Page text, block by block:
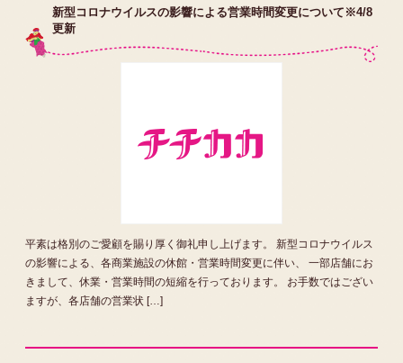
新型コロナウイルスの影響による営業時間変更について※4/8
更新
平素は格別のご愛顧を賜り厚く御礼申し上げます。 新型コロナウイルス
の影響による、各商業施設の休館・営業時間変更に伴い、 一部店舗にお
きまして、休業・営業時間の短縮を行っております。 お手数ではござい
ますが、各店舗の営業状 […]